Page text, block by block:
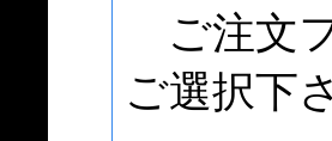
ご注文
ご選択下